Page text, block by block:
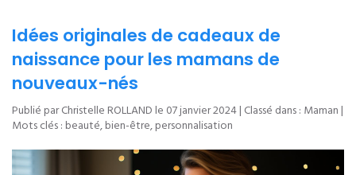
Idées originales de cadeaux de
naissance pour les mamans de
nouveaux-nés
Publié par Christelle ROLLAND le 07 janvier 2024| Classé dans : Maman |
Mots clés : beauté,bien-être,personnalisation